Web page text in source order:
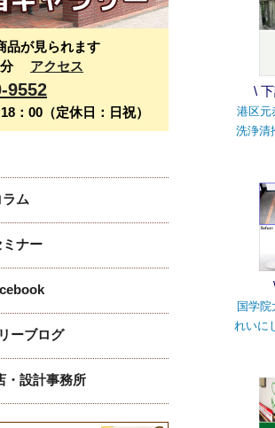
品が見られます
分 アクセス
9552
：00（定休日：日祝）
ム
ナー
ーブログ
・設計事務所
\
港区元
洗浄
国学
れいに